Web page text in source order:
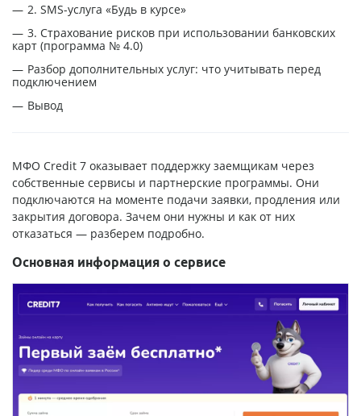
2. SMS-услуга «Будь в курсе»
3. Страхование рисков при использовании банковских
карт (программа № 4.0)
Разбор дополнительных услуг: что учитывать перед
подключением
Вывод
МФО Credit 7 оказывает поддержку заемщикам через
собственные сервисы и партнерские программы. Они
подключаются на моменте подачи заявки, продления или
закрытия договора. Зачем они нужны и как от них
отказаться — разберем подробно.
Основная информация о сервисе